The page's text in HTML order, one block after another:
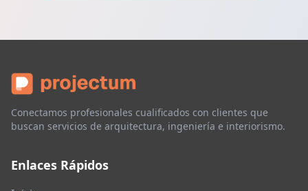
Conectamos profesionales cualificados con clientes que
buscan servicios de arquitectura, ingeniería e interiorismo.
Enlaces Rápidos